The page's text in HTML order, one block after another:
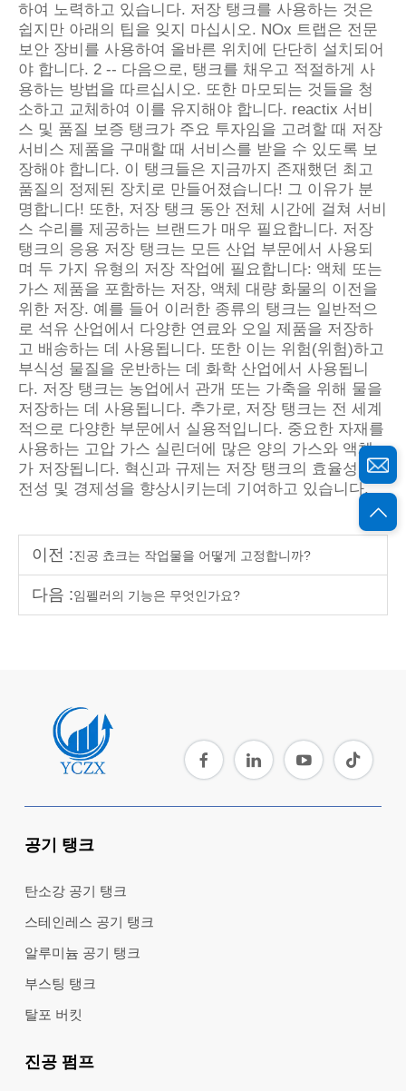
하여 노력하고 있습니다. 저장 탱크를 사용하는 것은
쉽지만 아래의 팁을 잊지 마십시오. NOx 트랩은 전문
보안 장비를 사용하여 올바른 위치에 단단히 설치되어
야 합니다. 2 -- 다음으로, 탱크를 채우고 적절하게 사
용하는 방법을 따르십시오. 또한 마모되는 것들을 청
소하고 교체하여 이를 유지해야 합니다. reactix 서비
스 및 품질 보증 탱크가 주요 투자임을 고려할 때 저장
서비스 제품을 구매할 때 서비스를 받을 수 있도록 보
장해야 합니다. 이 탱크들은 지금까지 존재했던 최고
품질의 정제된 장치로 만들어졌습니다! 그 이유가 분
명합니다! 또한, 저장 탱크 동안 전체 시간에 걸쳐 서비
스 수리를 제공하는 브랜드가 매우 필요합니다. 저장
탱크의 응용 저장 탱크는 모든 산업 부문에서 사용되
며 두 가지 유형의 저장 작업에 필요합니다: 액체 또는
가스 제품을 포함하는 저장, 액체 대량 화물의 이전을
위한 저장. 예를 들어 이러한 종류의 탱크는 일반적으
로 석유 산업에서 다양한 연료와 오일 제품을 저장하
고 배송하는 데 사용됩니다. 또한 이는 위험(위험)하고
부식성 물질을 운반하는 데 화학 산업에서 사용됩니
다. 저장 탱크는 농업에서 관개 또는 가축을 위해 물을
저장하는 데 사용됩니다. 추가로, 저장 탱크는 전 세계
적으로 다양한 부문에서 실용적입니다. 중요한 자재를
사용하는 고압 가스 실린더에 많은 양의 가스와 액체
가 저장됩니다. 혁신과 규제는 저장 탱크의 효율성, 안
전성 및 경제성을 향상시키는데 기여하고 있습니다.
이전 :진공 쵸크는 작업물을 어떻게 고정합니까?
다음 :임펠러의 기능은 무엇인가요?
공기 탱크
탄소강 공기 탱크
스테인레스 공기 탱크
알루미늄 공기 탱크
부스팅 탱크
탈포 버킷
진공 펌프